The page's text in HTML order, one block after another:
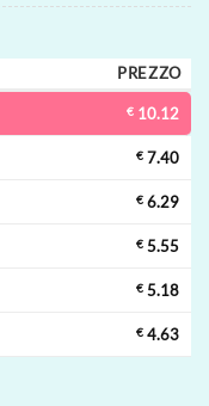
PREZZO
€ 10.12
€ 7.40
€ 6.29
€ 5.55
€ 5.18
€ 4.63
| 50000 tiri, 2 gusti,